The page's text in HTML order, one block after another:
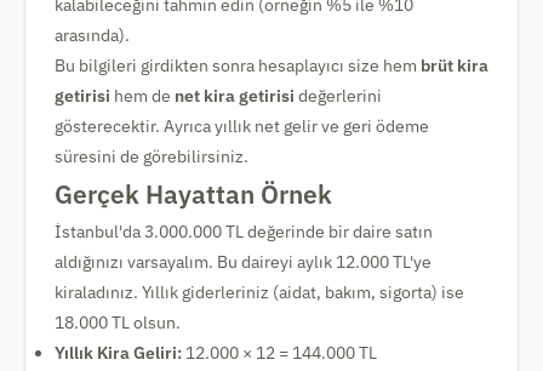
kalabileceğini tahmin edin (örneğin %5 ile %10
arasında).
Bu bilgileri girdikten sonra hesaplayıcı size hem brüt kira
getirisi hem de net kira getirisi değerlerini
gösterecektir. Ayrıca yıllık net gelir ve geri ödeme
süresini de görebilirsiniz.
Gerçek Hayattan Örnek
İstanbul'da 3.000.000 TL değerinde bir daire satın
aldığınızı varsayalım. Bu daireyi aylık 12.000 TL'ye
kiraladınız. Yıllık giderleriniz (aidat, bakım, sigorta) ise
18.000 TL olsun.
Yıllık Kira Geliri: 12.000 × 12 = 144.000 TL